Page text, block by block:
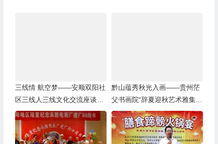
三线情 航空梦——安顺双阳社
区三线人三线文化交流座谈会
圆满举行
黔山蕴秀秋光入画——贵州茫
父书画院“辞夏迎秋艺术雅集”
在花溪公园举行